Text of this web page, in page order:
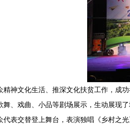
精神文化生活、推深文化扶贫工作，成
舞、戏曲、小品等剧场展示，生动展现
代表交替登上舞台，表演独唱《乡村之